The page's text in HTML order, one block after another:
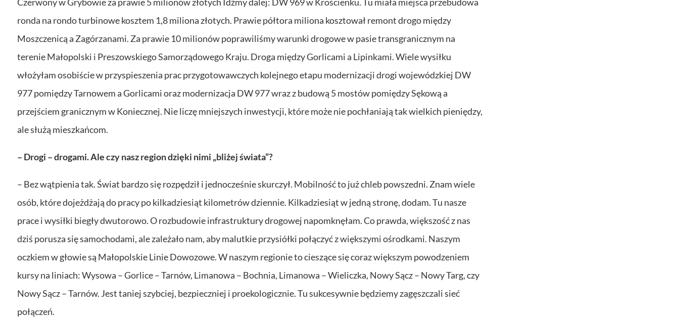
ronda na rondo turbinowe kosztem 1,8 miliona złotych. Prawie półtora miliona kosztował remont drogo między
Moszczenicą a Zagórzanami. Za prawie 10 milionów poprawiliśmy warunki drogowe w pasie transgranicznym na
terenie Małopolski i Preszowskiego Samorządowego Kraju. Droga między Gorlicami a Lipinkami. Wiele wysiłku
włożyłam osobiście w przyspieszenia prac przygotowawczych kolejnego etapu modernizacji drogi wojewódzkiej DW
977 pomiędzy Tarnowem a Gorlicami oraz modernizacja DW 977 wraz z budową 5 mostów pomiędzy Sękową a
przejściem granicznym w Koniecznej. Nie liczę mniejszych inwestycji, które może nie pochłaniają tak wielkich pieniędzy,
ale służą mieszkańcom.
– Drogi – drogami. Ale czy nasz region dzięki nimi „bliżej świata”?
– Bez wątpienia tak. Świat bardzo się rozpędził i jednocześnie skurczył. Mobilność to już chleb powszedni. Znam wiele
osób, które dojeżdżają do pracy po kilkadziesiąt kilometrów dziennie. Kilkadziesiąt w jedną stronę, dodam. Tu nasze
prace i wysiłki biegły dwutorowo. O rozbudowie infrastruktury drogowej napomknęłam. Co prawda, większość z nas
dziś porusza się samochodami, ale zależało nam, aby malutkie przysiółki połączyć z większymi ośrodkami. Naszym
oczkiem w głowie są Małopolskie Linie Dowozowe. W naszym regionie to cieszące się coraz większym powodzeniem
kursy na liniach: Wysowa – Gorlice – Tarnów, Limanowa – Bochnia, Limanowa – Wieliczka, Nowy Sącz – Nowy Targ, czy
Nowy Sącz – Tarnów. Jest taniej szybciej, bezpieczniej i proekologicznie. Tu sukcesywnie będziemy zagęszczali sieć
połączeń.